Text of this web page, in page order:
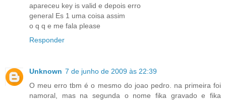
apareceu key is valid e depois erro
general Es 1 uma coisa assim
o q q e me fala please
Responder
Unknown 7 de junho de 2009 às 22:39
O meu erro tbm é o mesmo do joao pedro. na primeira foi
namoral, mas na segunda o nome fika gravado e fika